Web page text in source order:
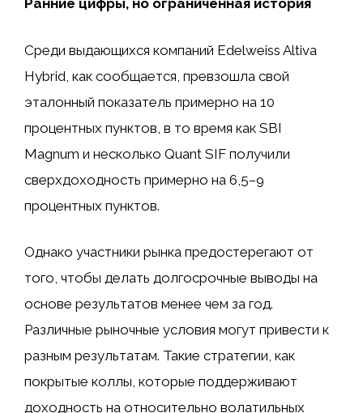
Ранние цифры, но ограниченная история
Среди выдающихся компаний Edelweiss Altiva
Hybrid, как сообщается, превзошла свой
эталонный показатель примерно на 10
процентных пунктов, в то время как SBI
Magnum и несколько Quant SIF получили
сверхдоходность примерно на 6,5–9
процентных пунктов.
Однако участники рынка предостерегают от
того, чтобы делать долгосрочные выводы на
основе результатов менее чем за год.
Различные рыночные условия могут привести к
разным результатам. Такие стратегии, как
покрытые коллы, которые поддерживают
доходность на относительно волатильных